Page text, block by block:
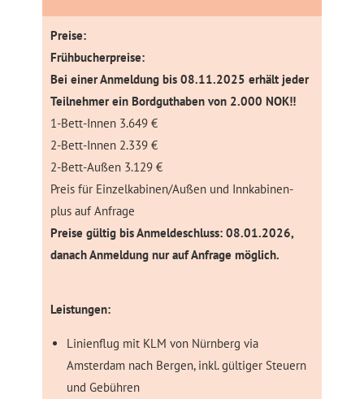
Preise:
Frühbucherpreise:
Bei einer Anmeldung bis 08.11.2025 erhält jeder
Teilnehmer ein Bordguthaben von 2.000 NOK!!
1-Bett-Innen 3.649 €
2-Bett-Innen 2.339 €
2-Bett-Außen 3.129 €
Preis für Einzelkabinen/Außen und Innkabinen-
plus auf Anfrage
Preise gültig bis Anmeldeschluss: 08.01.2026,
danach Anmeldung nur auf Anfrage möglich.
Leistungen:
Linienflug mit KLM von Nürnberg via
Amsterdam nach Bergen, inkl. gültiger Steuern
und Gebühren